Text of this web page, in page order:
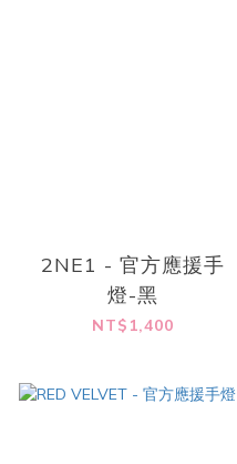
2NE1 - 官方應援手
燈-黑
NT$1,400